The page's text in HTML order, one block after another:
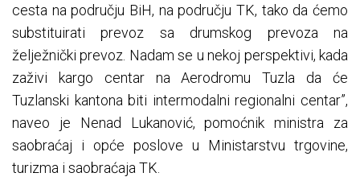
cesta na području BiH, na području TK, tako da ćemo
substituirati prevoz sa drumskog prevoza na
želježnički prevoz. Nadam se u nekoj perspektivi, kada
zaživi kargo centar na Aerodromu Tuzla da će
Tuzlanski kantona biti intermodalni regionalni centar”,
naveo je Nenad Lukanović, pomoćnik ministra za
saobraćaj i opće poslove u Ministarstvu trgovine,
turizma i saobraćaja TK.